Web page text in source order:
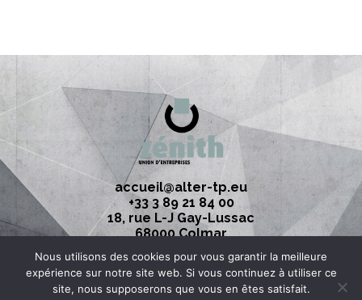
accueil@alter-tp.eu
+33 3 89 21 84 00
18, rue L-J Gay-Lussac
68000 Colmar
Tous droits réservés -Alter 2026
-Mentions légales-Politique de confidentialité
Nous utilisons des cookies pour vous garantir la meilleure
expérience sur notre site web. Si vous continuez à utiliser ce
site, nous supposerons que vous en êtes satisfait.